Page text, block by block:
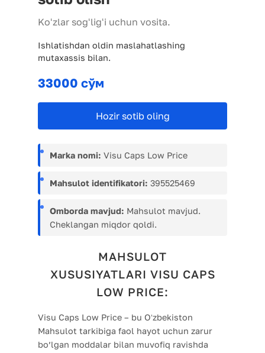
Koʻzlar sogʻligʻi uchun vosita.
Ishlatishdan oldin maslahatlashing
mutaxassis bilan.
33000 сўм
Hozir sotib oling
Marka nomi: Visu Caps Low Price
Mahsulot identifikatori: 395525469
Omborda mavjud: Mahsulot mavjud.
Cheklangan miqdor qoldi.
MAHSULOT
XUSUSIYATLARI VISU CAPS
LOW PRICE:
Visu Caps Low Price – bu Oʻzbekiston
Mahsulot tarkibiga faol hayot uchun zarur
bo’lgan moddalar bilan muvofiq ravishda